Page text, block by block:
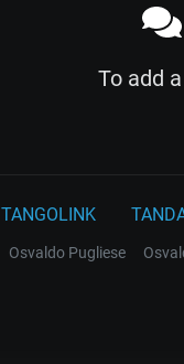
To add
TANGOLINK
Osvaldo Pugliese